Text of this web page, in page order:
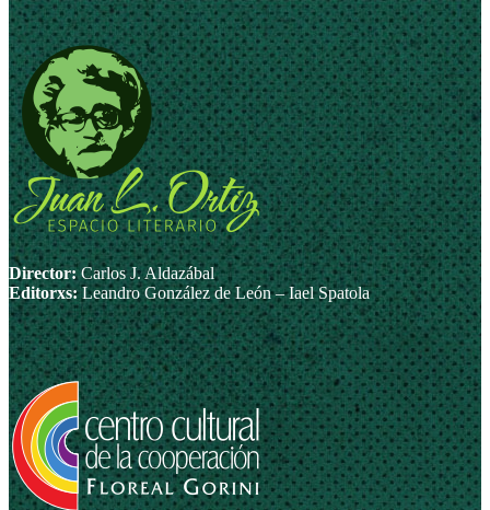
Director:Carlos J. Aldazábal
Editorxs:Leandro González de León – Iael Spatola